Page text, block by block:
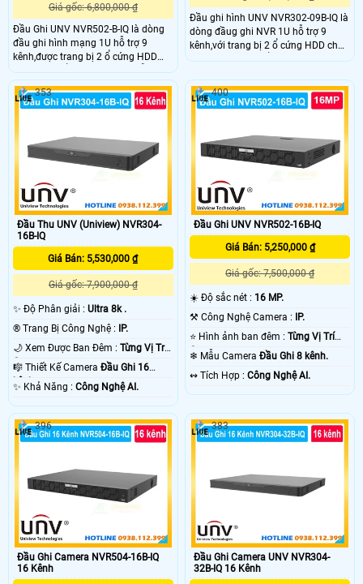
Giá gốc: 6,800,000 ₫
Đầu Ghi UNV NVR502-B-IQ là dòng
đầu ghi hình mạng 1U hỗ trợ 9
kênh,được trang bị 2 ổ cứng HDD
cho lưu trữ ổn định.Đầu ghi hỗ trợ
xuất hình 4K, ghi hình đến
16MegaPixel,hỗ trợ chuẩn nén video
Ultra H.265 phù hợp hệ thống giám
hoạt.
Đầu ghi hình UNV NVR302-09B-IQ là
dòng đầug ghi NVR 1U hỗ trợ 9
kênh,với trang bị 2 ổ cứng HDD cho
khả năng lưu trữ ổn định. Đầu ghi
ghi hình đến 12MegaPixel, công
nghệ chuẩn nén video Ultra H.265
Đầu Thu UNV (Uniview) NVR304-
16B-IQ
Giá Bán: 5,530,000 ₫
Giá gốc: 7,900,000 ₫
✨ Độ Phân giải : Ultra 8k .
®️ Trang Bị Công Nghệ : IP.
🌙 Xem Được Ban Đêm : Từng Vị Trí
Camera .
🎼️ Thiết Kế Camera Đầu Ghi 16
kênh.
️✨ Khả Năng : Công Nghệ AI.
353
Đầu Ghi UNV NVR502-16B-IQ
Giá Bán: 5,250,000 ₫
Giá gốc: 7,500,000 ₫
☀️ Độ sắc nét : 16 MP.
⚒ Công Nghệ Camera : IP.
⭐ Hình ảnh ban đêm :Từng Vị Trí
Camera .
❄ Mẫu CameraĐầu Ghi 8 kênh.
️↭ Tích Hợp :Công Nghệ AI.
400
Đầu Ghi Camera NVR504-16B-IQ
16 Kênh
396
Đầu Ghi Camera UNV NVR304-
32B-IQ 16 Kênh
383